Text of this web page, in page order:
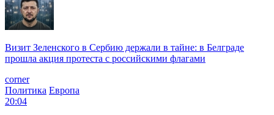
Визит Зеленского в Сербию держали в тайне: в Белграде
прошла акция протеста с российскими флагами
corner
Политика Европа
20:04